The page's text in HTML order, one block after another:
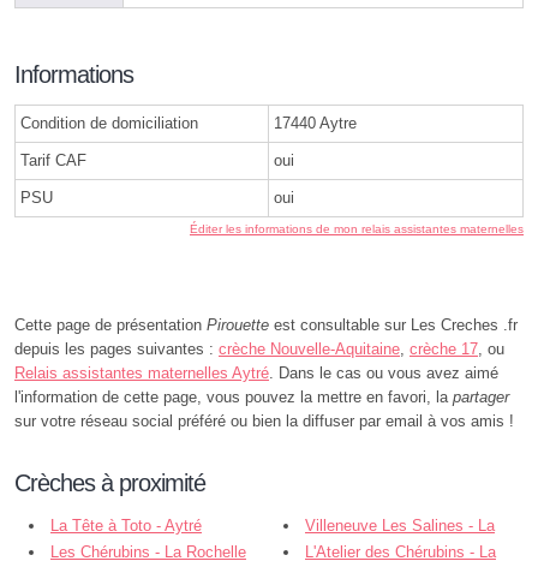
Informations
Condition de domiciliation 17440 Aytre
Tarif CAF oui
PSU oui
Éditer les informations de mon relais assistantes maternelles
Cette page de présentation Pirouette est consultable sur Les Creches .fr
depuis les pages suivantes : crèche Nouvelle-Aquitaine, crèche 17, ou
Relais assistantes maternelles Aytré. Dans le cas ou vous avez aimé
l'information de cette page, vous pouvez la mettre en favori, la partager
sur votre réseau social préféré ou bien la diffuser par email à vos amis !
Crèches à proximité
La Tête à Toto - Aytré
Villeneuve Les Salines - La
Rochelle
Les Chérubins - La Rochelle
L'Atelier des Chérubins - La